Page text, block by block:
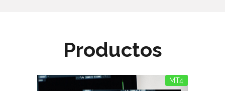
Productos
MT4